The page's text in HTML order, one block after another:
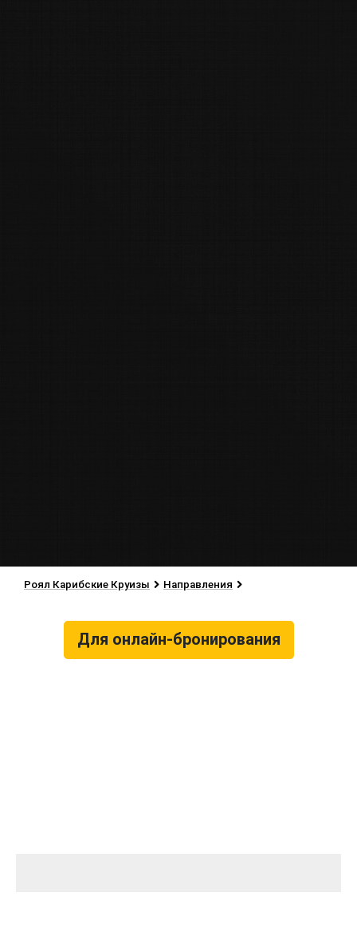
Роял Карибские Круизы Направления
Для онлайн-бронирования